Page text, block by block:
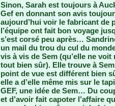
Sinon, Sarah est toujours à
Gef en donnant son avis
aujourd’hui voir le fabricant de
l’équipe ont fait bon voyage
s’est corsé peu après…
un mail du trou du cul du
vis à vis de Sem (qu’elle ne
tout bien sûr). Elle trouve à
point de vue est différent bien
elle a d’elle même mis sur le
GEF, une idée de Sem… Du
et d’avoir fait capoter l’affaire